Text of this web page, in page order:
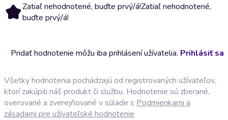
Zatiaľ nehodnotené, buďte prvý/á!Zatiaľ nehodnotené,
buďte prvý/á!
Pridať hodnotenie môžu iba prihlásení užívatelia. Prihlásiť sa
Všetky hodnotenia pochádzajú od registrovaných užívateľov,
ktorí zakúpili náš produkt či službu. Hodnotenie sú zberané,
overované a zverejňované v súlade s Podmienkami a
zásadami pre užívateľské hodnotenie